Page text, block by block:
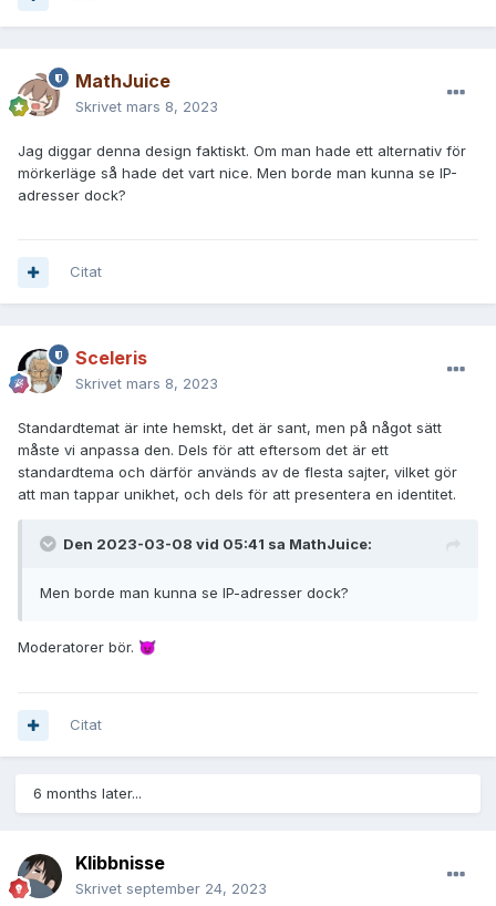
MathJuice
Skrivet mars 8, 2023
Jag diggar denna design faktiskt. Om man hade ett alternativ för
mörkerläge så hade det vart nice. Men borde man kunna se IP-
adresser dock?
Citat
Sceleris
Skrivet mars 8, 2023
Standardtemat är inte hemskt, det är sant, men på något sätt
måste vi anpassa den. Dels för att eftersom det är ett
standardtema och därför används av de flesta sajter, vilket gör
att man tappar unikhet, och dels för att presentera en identitet.
Den 2023-03-08 vid 05:41 sa MathJuice:
Men borde man kunna se IP-adresser dock?
Moderatorer bör. 😈
Citat
6 months later...
Klibbnisse
Skrivet september 24, 2023